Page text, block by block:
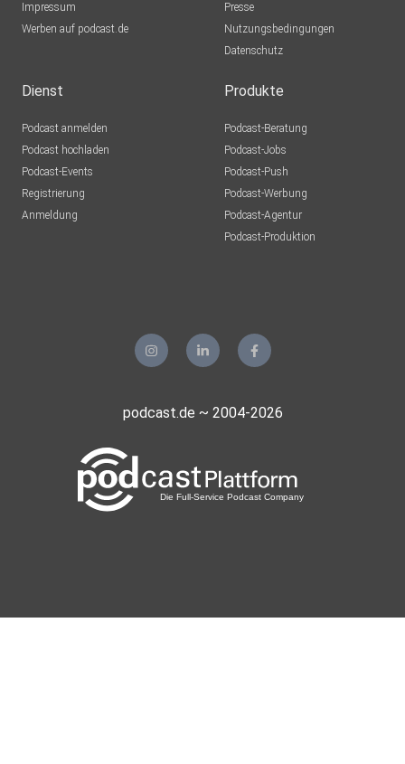
Impressum
Werben auf podcast.de
Presse
Nutzungsbedingungen
Datenschutz
Dienst
Podcast anmelden
Podcast hochladen
Podcast-Events
Registrierung
Anmeldung
Produkte
Podcast-Beratung
Podcast-Jobs
Podcast-Push
Podcast-Werbung
Podcast-Agentur
Podcast-Produktion
podcast.de ~ 2004-2026